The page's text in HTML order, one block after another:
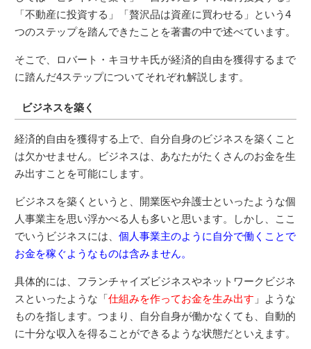
「不動産に投資する」「贅沢品は資産に買わせる」という4
つのステップを踏んできたことを著書の中で述べています。
そこで、ロバート・キヨサキ氏が経済的自由を獲得するまで
に踏んだ4ステップについてそれぞれ解説します。
ビジネスを築く
経済的自由を獲得する上で、自分自身のビジネスを築くこと
は欠かせません。ビジネスは、あなたがたくさんのお金を生
み出すことを可能にします。
ビジネスを築くというと、開業医や弁護士といったような個
人事業主を思い浮かべる人も多いと思います。しかし、ここ
でいうビジネスには、個人事業主のように自分で働くことで
お金を稼ぐようなものは含みません。
具体的には、フランチャイズビジネスやネットワークビジネ
スといったような「仕組みを作ってお金を生み出す 」ような
ものを指します。つまり、自分自身が働かなくても、自動的
に十分な収入を得ることができるような状態だといえます。